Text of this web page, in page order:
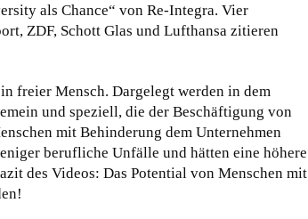
als Chance“ von Re-Integra. Vier
ZDF, Schott Glas und Lufthansa zitieren
freier Mensch. Dargelegt werden in dem
und speziell, die der Beschäftigung von
mit Behinderung dem Unternehmen
berufliche Unfälle und hätten eine höhere
des Videos: Das Potential von Menschen mit